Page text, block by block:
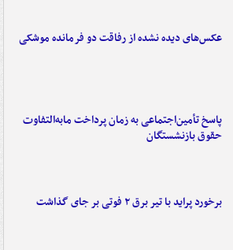
عکس‌های دیده نشده از رفاقت دو فرمانده‌ موشکی
پاسخ تأمین‌اجتماعی به زمان پرداخت مابه‌التفاوت
حقوق بازنشستگان
برخورد پراید با تیر برق ۲ فوتی بر جای گذاشت